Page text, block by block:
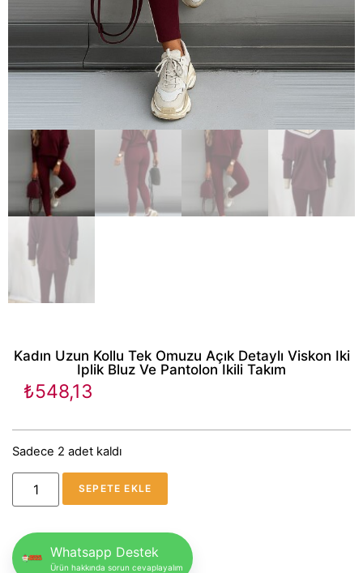
Kadın Uzun Kollu Tek Omuzu Açık Detaylı Viskon Iki
Iplik Bluz Ve Pantolon Ikili Takım
₺548,13
Sadece 2 adet kaldı
SEPETE EKLE
Whatsapp Destek
Ürün hakkında sorun cevaplayalım